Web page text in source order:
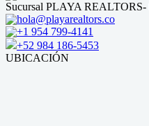
Sucursal PLAYA REALTORS-
hola@playarealtors.co
+1 954 799-4141
+52 984 186-5453
UBICACIÓN